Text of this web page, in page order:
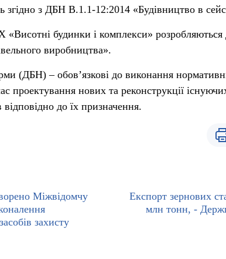
згідно з ДБН В.1.1-12:2014 «Будівництво в
будинки і комплекси»
виробництва».
(ДБН) – обов’язкові до виконання
проектування нових та реконструкції
відповідно до їх призначення.
Міжвідомчу
захисту
Експорт зернових
млн тонн, -